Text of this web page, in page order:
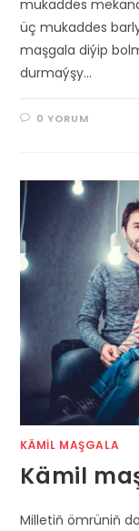
mukaddes
üç mukaddes
maşgala diýip
durmaýşy…
0 YORUM
KÄMIL MAŞGALA
Kämil
Milletiň ömrüniň